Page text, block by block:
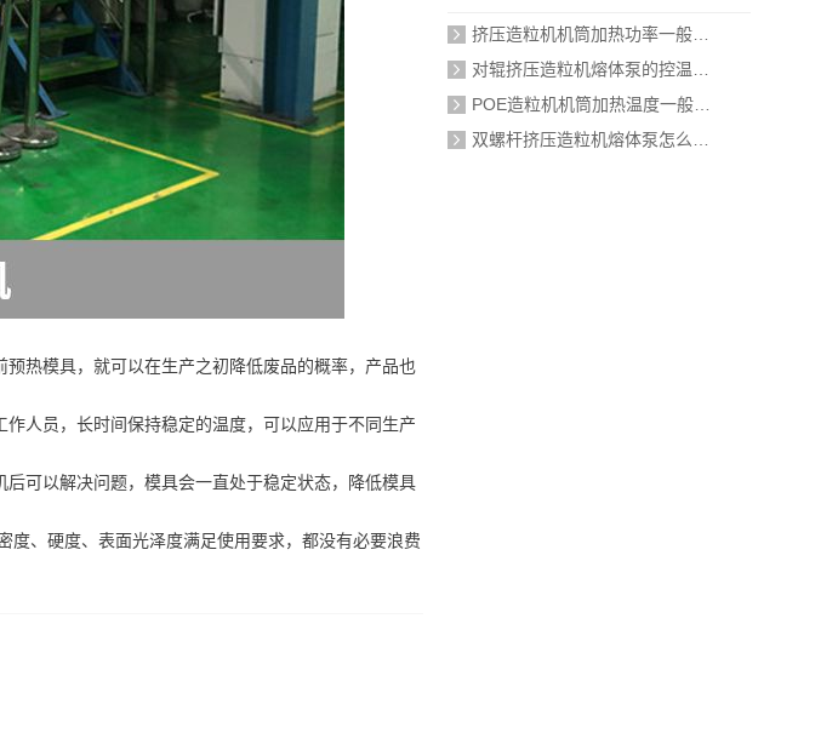
热模具，就可以在生产之初降低废品的概率，产品也
人员，长时间保持稳定的温度，可以应用于不同生产
可以解决问题，模具会一直处于稳定状态，降低模具
、硬度、表面光泽度满足使用要求，都没有必要浪费